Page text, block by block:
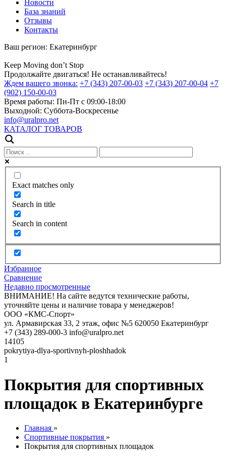
Новости
База знаний
Отзывы
Контакты
Ваш регион: Екатеринбург
Keep Moving don’t Stop
Продолжайте двигаться! Не останавливайтесь!
Ждем вашего звонка: +7 (343) 207-00-03 +7 (343) 207-00-04 +7
(902) 150-00-03
Время работы: Пн-Пт с 09:00-18:00
Выходной: Суббота-Воскресенье
info@uralpro.net
КАТАЛОГ ТОВАРОВ
Exact matches only
Search in title
Search in content
Избранное
Сравнение
Недавно просмотренные
ВНИМАНИЕ! На сайте ведутся технические работы,
уточняйте цены и наличие товара у менеджеров!
ООО «КМС-Спорт»
ул. Армавирская 33, 2 этаж, офис №5 620050 Екатеринбург
+7 (343) 289-000-3 info@uralpro.net
14105
pokrytiya-dlya-sportivnyh-ploshhadok
1
Покрытия для спортивных
площадок в Екатеринбурге
Главная »
Спортивные покрытия »
Покрытия для спортивных площадок